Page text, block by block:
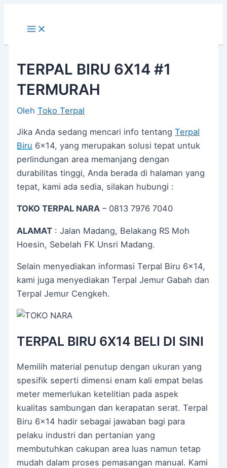
konten
TERPAL BIRU 6X14 #1
TERMURAH
OlehToko Terpal
Jika Anda sedang mencari info tentangTerpal
Biru 6×14, yang merupakan solusi tepat untuk
perlindungan area memanjang dengan
durabilitas tinggi, Anda berada di halaman yang
tepat, kami ada sedia, silakan hubungi :
TOKO TERPAL NARA – 0813 7976 7040
ALAMAT : Jalan Madang, Belakang RS Moh
Hoesin, Sebelah FK Unsri Madang.
Selain menyediakan informasi Terpal Biru 6×14,
kami juga menyediakan Terpal Jemur Gabah dan
Terpal Jemur Cengkeh.
TERPAL BIRU 6X14 BELI DI SINI
Memilih material penutup dengan ukuran yang
spesifik seperti dimensi enam kali empat belas
meter memerlukan ketelitian pada aspek
kualitas sambungan dan kerapatan serat. Terpal
Biru 6×14 hadir sebagai jawaban bagi para
pelaku industri dan pertanian yang
membutuhkan cakupan area luas namun tetap
mudah dalam proses pemasangan manual. Kami